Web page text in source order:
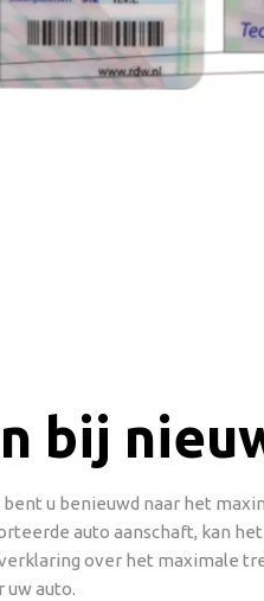
bij
u benieuwd naar het
auto aanschaft, kan
over het maximale
auto.